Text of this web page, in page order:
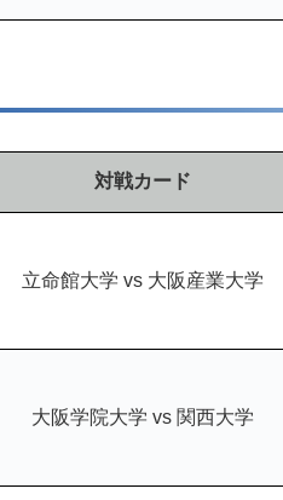
対戦カード
立命館大学 vs 大阪産業大学
大阪学院大学 vs 関西大学